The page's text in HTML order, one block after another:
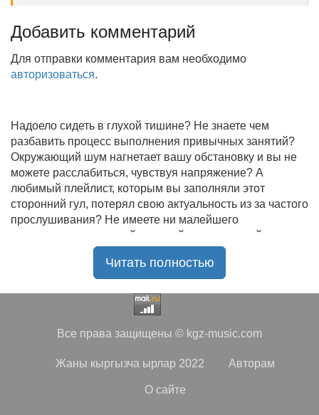
Добавить комментарий
Для отправки комментария вам необходимо
авторизоваться.
Надоело сидеть в глухой тишине? Не знаете чем
разбавить процесс выполнения привычных занятий?
Окружающий шум нагнетает вашу обстановку и вы не
можете расслабиться, чувствуя напряжение? А
любимый плейлист, которым вы заполняли этот
сторонний гул, потерял свою актуальность из за частого
прослушивания? Не имеете ни малейшего
представления, где найти новый качественный контент
на замену старому? В таком случае вы обратились по
радостью приветствует своих старых и новых
чудесную подборку самых лучших песен всех времён
старых и новых треков, самые востребованные и
популярные композиции отечественных и зарубежных
Читать полностью
Все права защищены © kgz-music.com
Жаны кыргызча ырлар 2022 Авторам
О сайте